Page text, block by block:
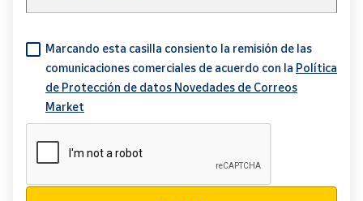
Marcando esta casilla consiento la remisión de las
comunicaciones comerciales de acuerdo con la Política
de Protección de datos Novedades de Correos
Market